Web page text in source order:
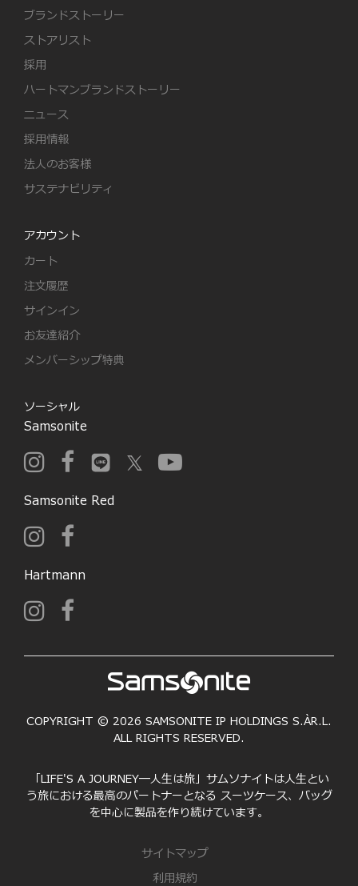
ブランドストーリー
ストアリスト
採用
ハートマンブランドストーリー
ニュース
採用情報
法人のお客様
サステナビリティ
アカウント
カート
注文履歴
サインイン
お友達紹介
メンバーシップ特典
ソーシャル
Samsonite
Samsonite Red
Hartmann
COPYRIGHT © 2026 SAMSONITE IP HOLDINGS S.ÀR.L.
ALL RIGHTS RESERVED.
「LIFE'S A JOURNEY―人生は旅」サムソナイトは人生とい
う旅における最高のパートナーとなる スーツケース、バッグ
を中心に製品を作り続けています。
サイトマップ
利用規約